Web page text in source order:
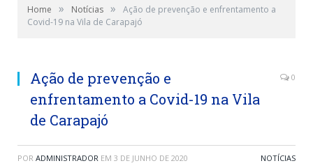
Home » Notícias »
Ação de prevenção e enfrentamento a
Covid-19 na Vila de Carapajó
Ação de prevenção e
enfrentamento a Covid-19 na Vila
de Carapajó
0
POR ADMINISTRADOR EM 3 DE JUNHO DE 2020 NOTÍCIAS